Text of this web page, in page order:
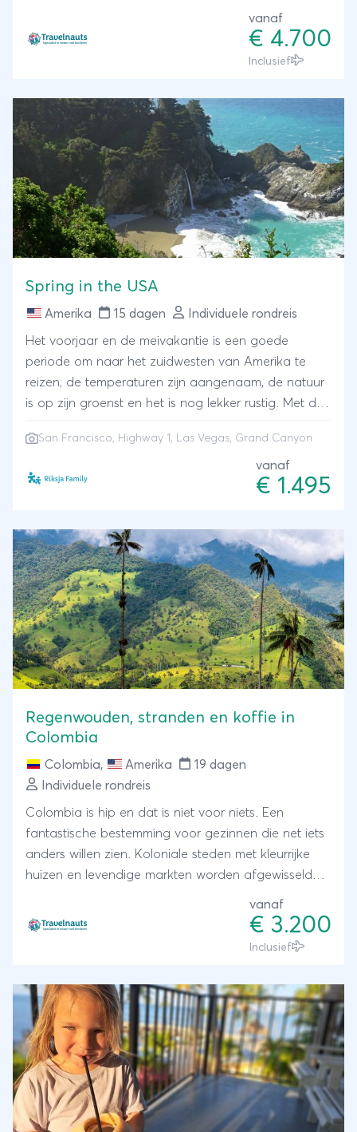
zijn totaal anders. Dit maakt een reis naar Hawaii
dan ook speciaal. Waar ter wereld zie je in korte tijd
besneeuwde toppen van actieve vulkanen,
Pearl Harbor en dit alles gecombineerd in een
aangenaam tempo. Aloha, oftewel welkom op
Hawaii.
vanaf
€ 4.700
Inclusief
Spring in the USA
Amerika 15 dagen Individuele rondreis
Het voorjaar en de meivakantie is een goede
periode om naar het zuidwesten van Amerika te
reizen; de temperaturen zijn aangenaam, de natuur
is op zijn groenst en het is nog lekker rustig. Met de
San Francisco met walvissen spotten langs highway
1. Rijd in een limo over de strip door Las Vegas en
sluit je reis af met wereldwonder Grand Canyon.
San Francisco, Highway 1, Las Vegas, Grand Canyon
vanaf
€ 1.495
Regenwouden, stranden en koffie in
Colombia
Colombia, Amerika
19 dagen
Individuele rondreis
Colombia is hip en dat is niet voor niets. Een
fantastische bestemming voor gezinnen die net iets
anders willen zien. Koloniale steden met kleurrijke
huizen en levendige markten worden afgewisseld
aanwezig. In het binnenland liggen de bergen van
tropische stranden, regenwouden, mangroves en
Cartagena als heerlijke afsluiting van de reis.
Colombia is de ultieme bestemming voor gezinnen
die op zoek zijn naar de natuur van Zuid-Amerika
met de gezellige kleuren van de Caribbean!
vanaf
€ 3.200
Inclusief